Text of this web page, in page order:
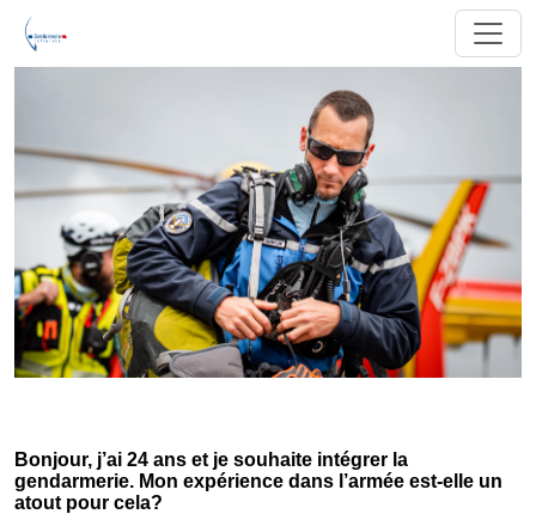
Bonjour, j’ai 24 ans et je souhaite intégrer la
gendarmerie. Mon expérience dans l’armée est-elle un
atout pour cela?